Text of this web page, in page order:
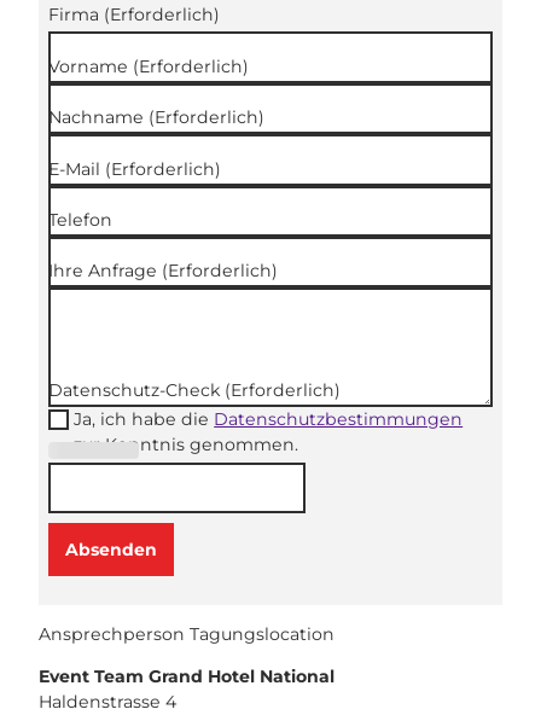
Firma (Erforderlich)
Vorname (Erforderlich)
Nachname (Erforderlich)
E-Mail (Erforderlich)
Telefon
Ihre Anfrage (Erforderlich)
Datenschutz-Check (Erforderlich)
Ja, ich habe die Datenschutzbestimmungen
zur Kenntnis genommen.
Absenden
Ansprechperson Tagungslocation
Event Team Grand Hotel National
Haldenstrasse 4